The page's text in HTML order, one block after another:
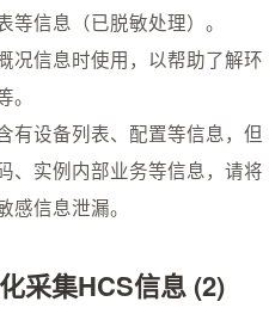
信息（已脱敏处理）。
况信息时使用，以帮助了解环
有设备列表、配置等信息，但
、实例内部业务等信息，请将
信息泄漏。
采集HCS信息 (2)